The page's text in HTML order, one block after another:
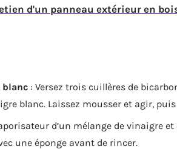
d'un panneau extérieur en
blanc : Versez trois cuillères de
blanc. Laissez mousser et agir,
d’un mélange de vinaigre et
une éponge avant de rincer.